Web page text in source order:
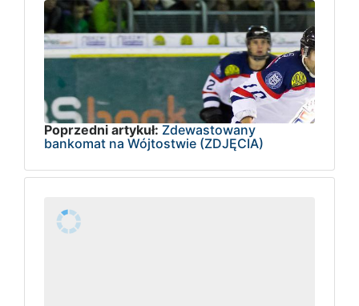
Poprzedni artykuł: Zdewastowany
bankomat na Wójtostwie (ZDJĘCIA)